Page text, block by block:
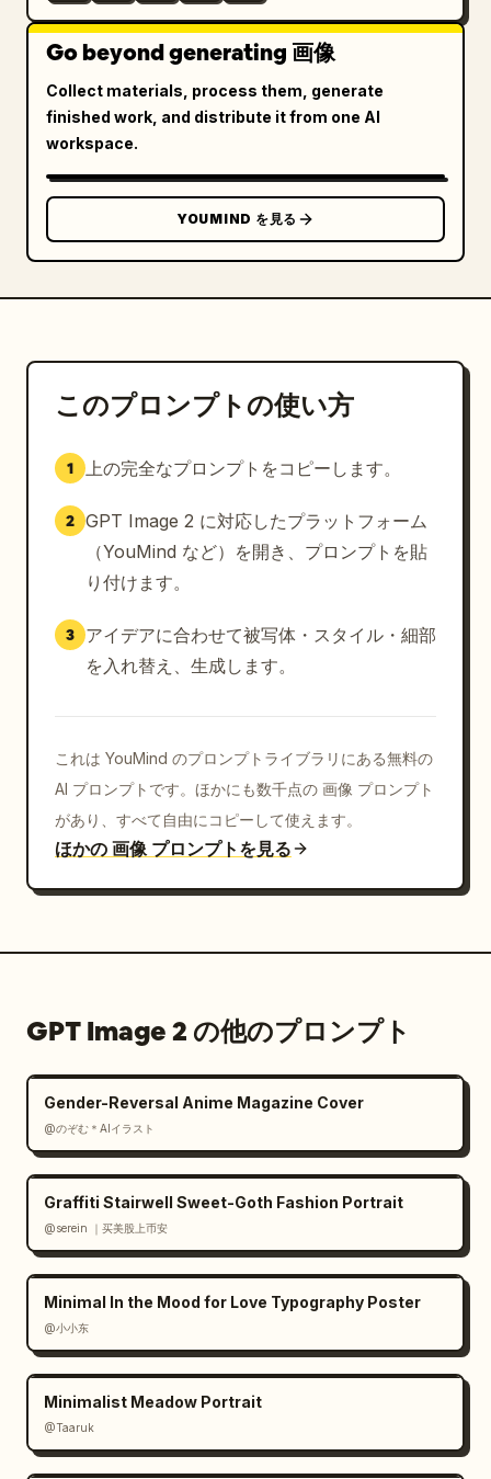
す」や「核心となるアイデアは～です」といったテンプレ
ート的な表現は避けてください。
Xiaohongshu（小紅書）、Weibo、Twitter でのシェア
に適した、情報が明確で洗練されたデザインの書籍要約ポ
スターを生成してください。
Go beyond generating 画像
Collect materials, process them, generate
finished work, and distribute it from one AI
workspace.
YOUMIND を見る
このプロンプトの使い方
1 上の完全なプロンプトをコピーします。
2 GPT Image 2 に対応したプラットフォーム
（YouMind など）を開き、プロンプトを貼
り付けます。
3
アイデアに合わせて被写体・スタイル・細部
を入れ替え、生成します。
これは YouMind のプロンプトライブラリにある無料の
AI プロンプトです。ほかにも数千点の 画像 プロンプト
があり、すべて自由にコピーして使えます。
ほかの 画像 プロンプトを見る
GPT Image 2 の他のプロンプト
Gender-Reversal Anime Magazine Cover
@のぞむ＊AIイラスト
Graffiti Stairwell Sweet-Goth Fashion Portrait
@serein ｜买美股上币安
Minimal In the Mood for Love Typography Poster
@小小东
Minimalist Meadow Portrait
@Taaruk